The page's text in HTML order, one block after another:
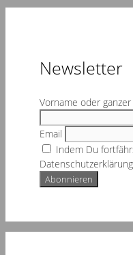
Newsletter
Vorname oder
Email
Indem Du